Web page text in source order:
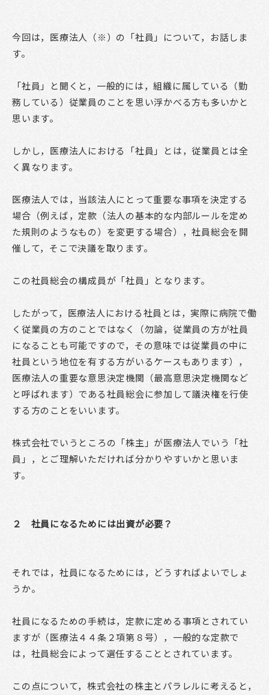
今回は，医療法人（※）の「社員」について，お話しま
す。
「社員」と聞くと，一般的には，組織に属している（勤
務している）従業員のことを思い浮かべる方も多いかと
思います。
しかし，医療法人における「社員」とは，従業員とは全
く異なります。
医療法人では，当該法人にとって重要な事項を決定する
場合（例えば，定款（法人の基本的な内部ルールを定め
た規則のようなもの）を変更する場合），社員総会を開
催して，そこで決議を取ります。
この社員総会の構成員が「社員」となります。
したがって，医療法人における社員とは，実際に病院で働
く従業員の方のことではなく（勿論，従業員の方が社員
になることも可能ですので，その意味では従業員の中に
社員という地位を有する方がいるケースもあります），
医療法人の重要な意思決定機関（最高意思決定機関など
と呼ばれます）である社員総会に参加して議決権を行使
する方のことをいいます。
株式会社でいうところの「株主」が医療法人でいう「社
員」，とご理解いただければ分かりやすいかと思いま
す。
２ 社員になるためには出資が必要？
それでは，社員になるためには，どうすればよいでしょ
うか。
社員になるための手続は，定款に定める事項とされてい
ますが（医療法４４条２項第８号），一般的な定款で
は，社員総会によって選任することとされています。
この点について，株式会社の株主とパラレルに考えると，